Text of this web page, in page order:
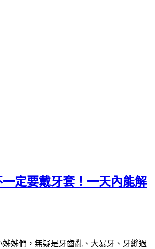
定要戴牙套！一天內能解
姊們，無疑是牙齒亂、大暴牙、牙縫過